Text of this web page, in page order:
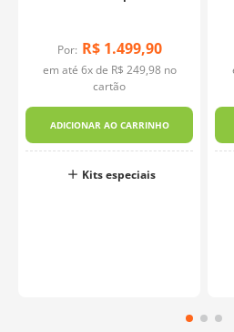
Por: R$ 1.499,90
em até 6x de R$ 249,98no
cartão
ADICIONAR AO CARRINHO
Kits especiais